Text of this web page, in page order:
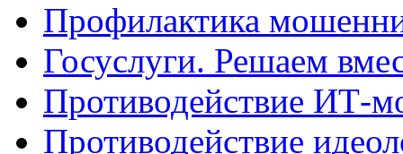
Профилактика
Госуслуги. Решаем
Противодействие ИТ-
Противодействие